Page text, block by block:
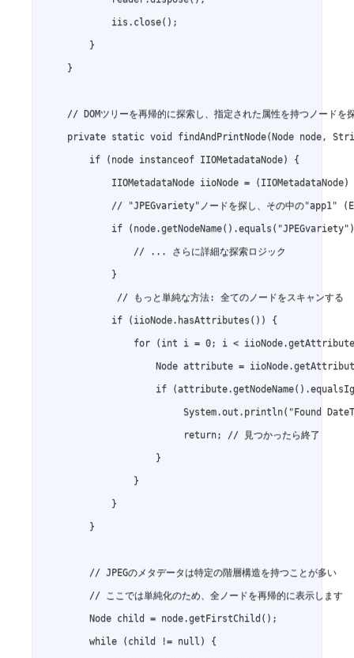
            iis.close();
        }
    }
// DOMツリーを再帰的に探索し、指定された属性を持つノードを
private static void findAndPrintNode(Node node,
        if (node instanceof IIOMetadataNode) {
IIOMetadataNode iioNode = (IIOMetadataNode)
// "JPEGvariety"ノードを探し、その中の"app1"
if
                // ... さらに詳細な探索ロジック
            }
             // もっと単純な方法: 全てのノードをスキャンする
            if (iioNode.hasAttributes()) {
for (int i = 0; i <
Node attribute =
if
System.out.println("Found
                         return; // 見つかったら終了
                    }
                }
            }
        }
        // JPEGのメタデータは特定の階層構造を持つことが多い
        // ここでは単純化のため、全ノードを再帰的に表示します
        Node child = node.getFirstChild();
        while (child != null) {